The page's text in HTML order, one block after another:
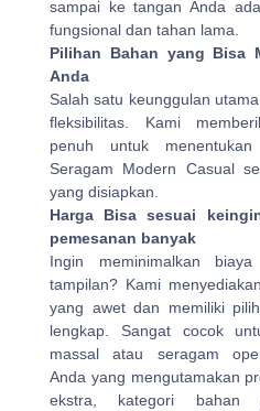
sampai ke tangan Anda
fungsional dan tahan lama.
Pilihan Bahan yang Bisa
Anda
Salah satu keunggulan
fleksibilitas. Kami
penuh untuk
Seragam Modern Casual
yang disiapkan.
Harga Bisa sesuai
pemesanan banyak
Ingin meminimalkan
tampilan? Kami
yang awet dan memiliki
lengkap. Sangat cocok
massal atau seragam
Anda yang mengutamakan
ekstra, kategori bahan